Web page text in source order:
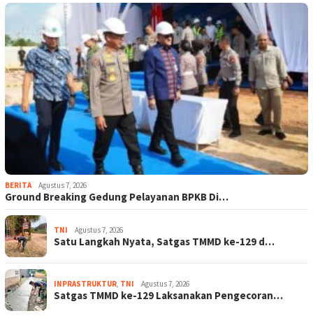
BERITA Agustus 7, 2026
Ground Breaking Gedung Pelayanan BPKB Di…
TNI Agustus 7, 2026
Satu Langkah Nyata, Satgas TMMD ke-129 d…
INPRASTRUKTUR TNI Agustus 7, 2026
Satgas TMMD ke-129 Laksanakan Pengecoran…